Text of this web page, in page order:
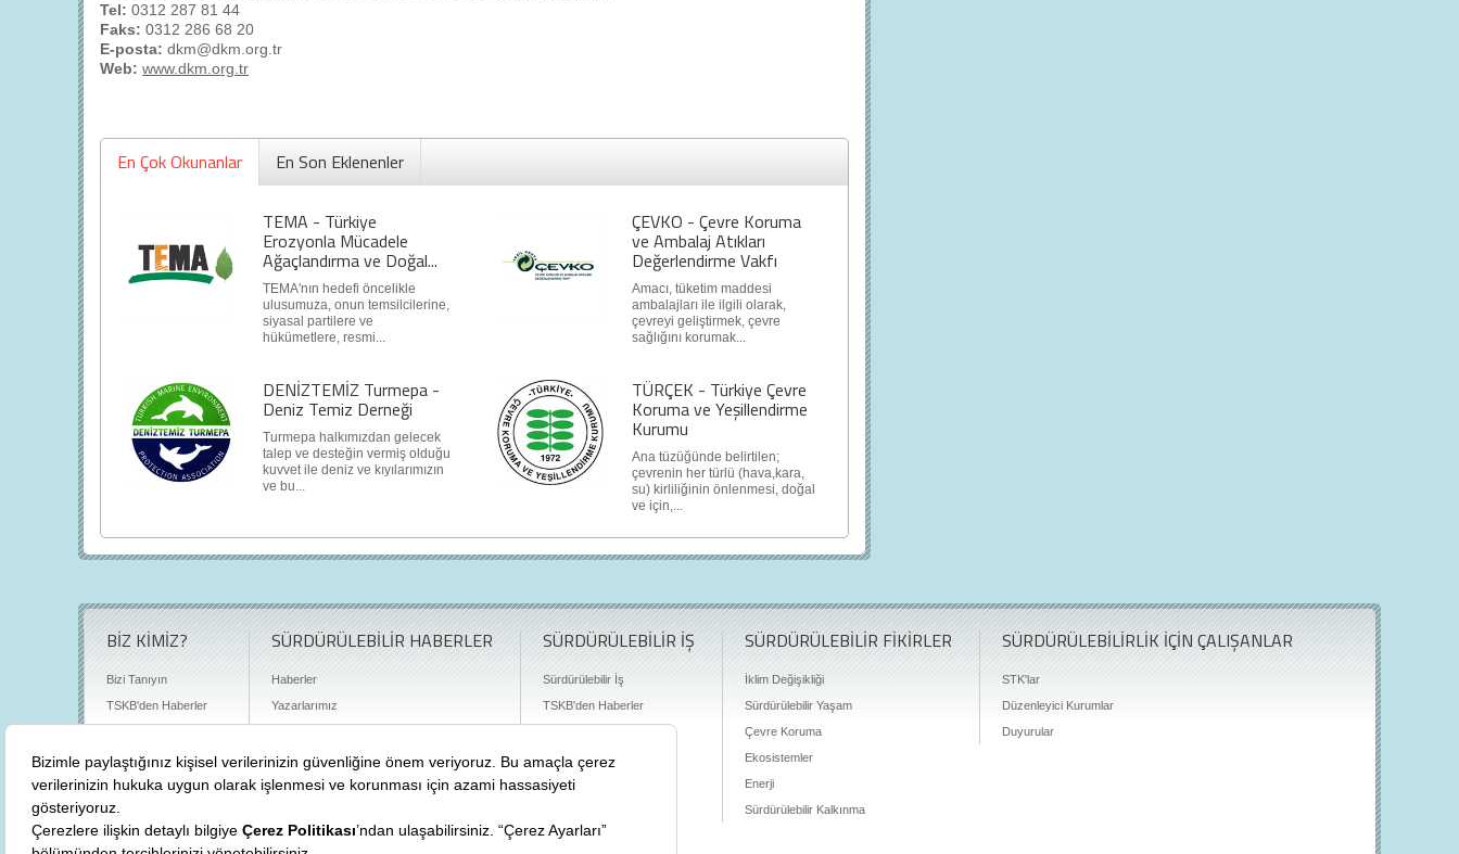
Tel: 0312 287 81 44
Faks: 0312 286 68 20
E-posta: dkm@dkm.org.tr
Web: www.dkm.org.tr
En Çok Okunanlar En Son Eklenenler
TEMA - Türkiye
Erozyonla Mücadele
Ağaçlandırma ve Doğal...
TEMA'nın hedefi öncelikle
ulusumuza, onun temsilcilerine,
siyasal partilere ve
hükümetlere, resmi...
ÇEVKO - Çevre Koruma
ve Ambalaj Atıkları
Değerlendirme Vakfı
Amacı, tüketim maddesi
ambalajları ile ilgili olarak,
çevreyi geliştirmek, çevre
sağlığını korumak...
DENİZTEMİZ Turmepa -
Deniz Temiz Derneği
Turmepa halkımızdan gelecek
talep ve desteğin vermiş olduğu
kuvvet ile deniz ve kıyılarımızın
ve bu...
TÜRÇEK - Türkiye Çevre
Koruma ve Yeşillendirme
Kurumu
Ana tüzüğünde belirtilen;
çevrenin her türlü (hava,kara,
su) kirliliğinin önlenmesi, doğal
ve için,...
BİZ KİMİZ?
Bizi Tanıyın
TSKB'den Haberler
Basın Odası
Bize Ulaşın
Politikalarımız
SÜRDÜRÜLEBİLİR HABERLER
Haberler
Yazarlarımız
Sürdürülebilirlik Kütüphanesi
Karbon Sayacı
SÜRDÜRÜLEBİLİR İŞ
Sürdürülebilir İş
TSKB'den Haberler
SÜRDÜRÜLEBİLİR FİKİRLER
İklim Değişikliği
Sürdürülebilir Yaşam
Çevre Koruma
Ekosistemler
Enerji
Sürdürülebilir Kalkınma
SÜRDÜRÜLEBİLİRLİK İÇİN ÇALIŞANLAR
STK'lar
Düzenleyici Kurumlar
Duyurular